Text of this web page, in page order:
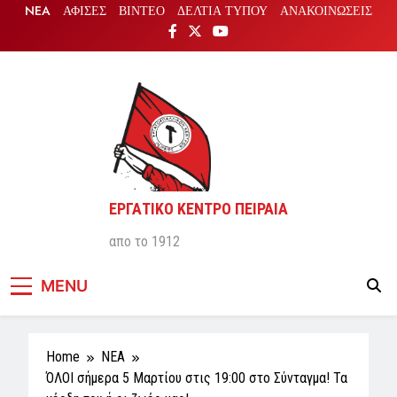
content
NEA ΑΦΙΣΕΣ ΒΙΝΤΕΟ ΔΕΛΤΙΑ ΤΥΠΟΥ ΑΝΑΚΟΙΝΩΣΕΙΣ
ΕΡΓΑΤΙΚΟ ΚΕΝΤΡΟ ΠΕΙΡΑΙΑ
απο το 1912
MENU
Home
NEA
ΌΛΟΙ σήμερα 5 Μαρτίου στις 19:00 στο Σύνταγμα! Τα